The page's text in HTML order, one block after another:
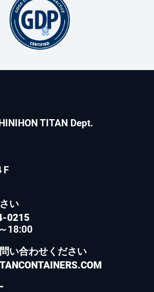
TITAN Dept.
F
い
0215
18:00
い合わせください